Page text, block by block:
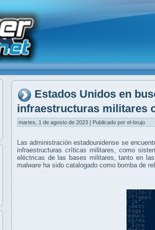
Estados Unidos en
infraestructuras militares
martes, 1 de agosto de 2023 | Publicado por el-brujo
Las administración estadounidense se
infraestructuras críticas militares, como
eléctricas de las bases militares, tanto en
malware ha sido catalogado como bomba de